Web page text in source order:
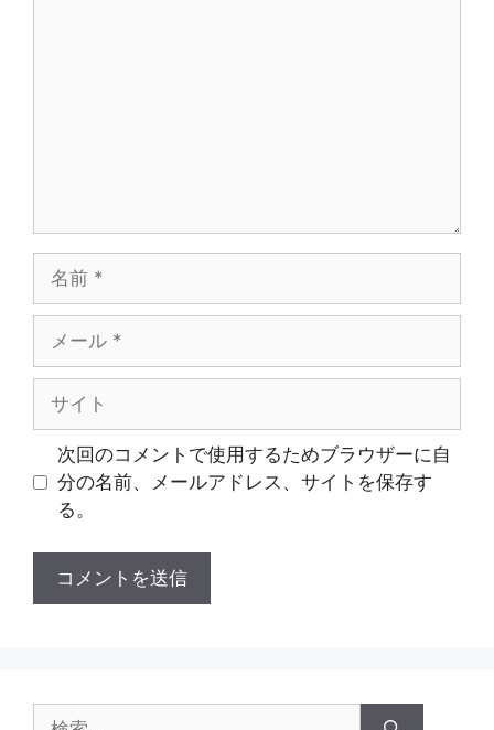
ル
次回のコメントで使用するためブラウザーに自
分の名前、メールアドレス、サイトを保存す
る。